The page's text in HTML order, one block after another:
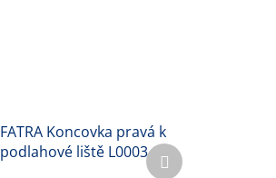
FATRA Koncovka pravá k
podlahové liště L0003
Další
produkt